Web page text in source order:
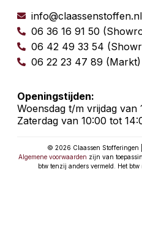
info@claassenstoffen.nl
06 36 16 91 50
06 42 49 33 54
06 22 23 47 89 (Markt)
Openingstijden:
Woensdag t/m vrijdag van
Zaterdag van 10:00 tot
© 2026 Claassen Stofferingen |
Algemene voorwaarden zijn van
btw tenzij anders vermeld. Het